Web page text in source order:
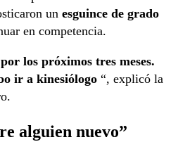
un esguince de grado
en competencia.
los próximos tres meses.
ir a kinesiólogo “, explicó la
alguien nuevo”